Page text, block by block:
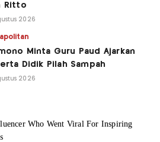
Ritto
2026
Minta Guru Paud Ajarkan
Didik Pilah Sampah
2026